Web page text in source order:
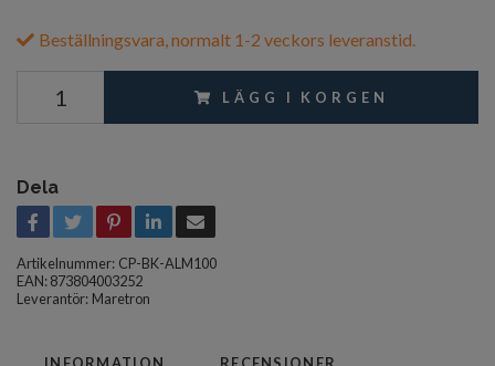
Beställningsvara, normalt 1-2 veckors leveranstid.
LÄGG I KORGEN
Dela
Artikelnummer: CP-BK-ALM100
EAN: 873804003252
Leverantör: Maretron